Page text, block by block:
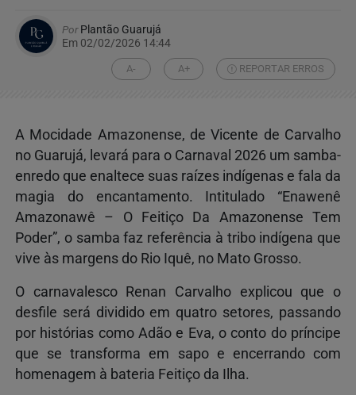
PorPlantão Guarujá
Em 02/02/2026 14:44
A- A+ REPORTAR ERROS
A Mocidade Amazonense, de Vicente de Carvalho
no Guarujá, levará para o Carnaval 2026 um samba-
enredo que enaltece suas raízes indígenas e fala da
magia do encantamento. Intitulado “Enawenê
Amazonawê – O Feitiço Da Amazonense Tem
Poder”, o samba faz referência à tribo indígena que
vive às margens do Rio Iquê, no Mato Grosso.
O carnavalesco Renan Carvalho explicou que o
desfile será dividido em quatro setores, passando
por histórias como Adão e Eva, o conto do príncipe
que se transforma em sapo e encerrando com
homenagem à bateria Feitiço da Ilha.